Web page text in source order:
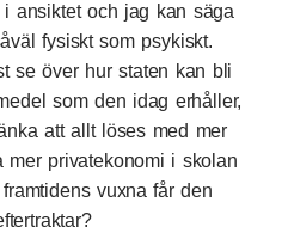
ansiktet och jag kan säga
fysiskt som psykiskt.
se över hur staten kan bli
som den idag erhåller,
att allt löses med mer
mer privatekonomi i skolan
vuxna får den